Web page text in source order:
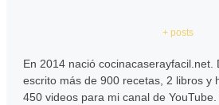
+ posts
En 2014 nació cocinacaserayfacil.net.
escrito más de 900 recetas, 2 libros y
450 videos para mi canal de